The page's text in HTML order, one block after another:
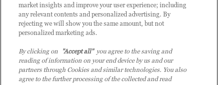
market insights and improve your user experience; including
any relevant contents and personalized advertising. By
rejecting we will show you the same amount, but not
personalized marketing ads.
By clicking on "Accept all"you agree to the saving and
reading of information on your end device by us and our
partners through Cookies and similar technologies. You also
agree to the further processing of the collected and read